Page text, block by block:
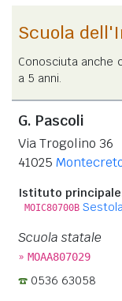
Scuola
Conosciuta anche
a 5 anni.
G. Pascoli
Via Trogolino 36
41025
Istituto
MOIC80700B
Scuola statale
» MOAA807029
0536 63058